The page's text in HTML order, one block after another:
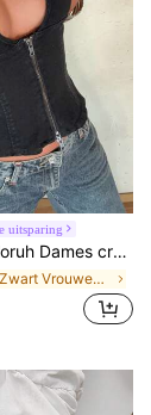
uitsparing
top van denim, mouwloos, met uitsnijding en ritssluiting aan de voorkant, aansluitend en sexy.
in Zwart Vrouwen Denim Tops